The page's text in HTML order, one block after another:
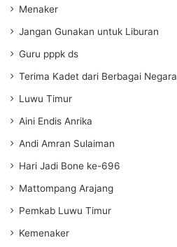
Menaker
Jangan Gunakan untuk Liburan
Guru pppk ds
Terima Kadet dari Berbagai Negara
Luwu Timur
Aini Endis Anrika
Andi Amran Sulaiman
Hari Jadi Bone ke-696
Mattompang Arajang
Pemkab Luwu Timur
Kemenaker